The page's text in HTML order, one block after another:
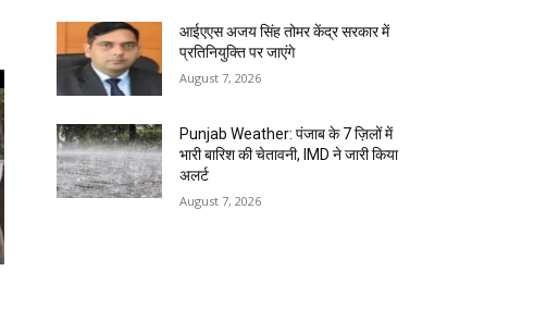
आईएएस अजय सिंह तोमर केंद्र सरकार में
प्रतिनियुक्ति पर जाएंगे
August 7, 2026
Punjab Weather: पंजाब के 7 ज़िलों में
भारी बारिश की चेतावनी, IMD ने जारी किया
अलर्ट
August 7, 2026